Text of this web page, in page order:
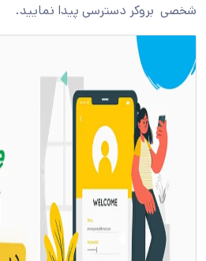
شخصی بروکر دسترسی پیدا نمایید.